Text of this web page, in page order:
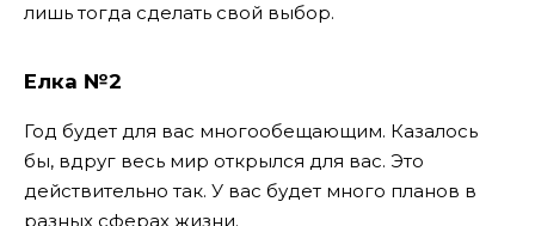
лишь тогда сделать свой выбор.
Елка №2
Год будет для вас многообещающим. Казалось
бы, вдруг весь мир открылся для вас. Это
действительно так. У вас будет много планов в
разных сферах жизни.